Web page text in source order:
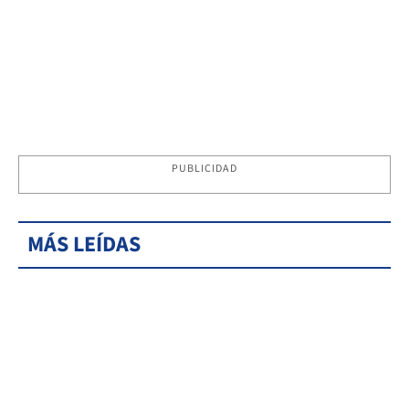
PUBLICIDAD
MÁS LEÍDAS